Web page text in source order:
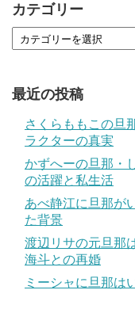
カテゴリー
最近の投稿
さくらももこの旦
ラクターの真実
かずへーの旦那・
の活躍と私生活
あべ静江に旦那が
た背景
渡辺リサの元旦那
海斗との再婚
ミーシャに旦那は